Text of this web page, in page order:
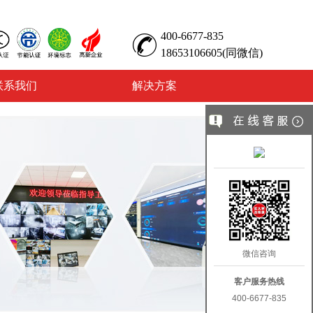
400-6677-835
18653106605(同微信)
系我们 解决方案
微信咨询
客户服务热线
400-6677-835